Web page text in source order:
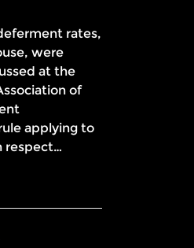
rates,
were
at the
of
applying to
respect…